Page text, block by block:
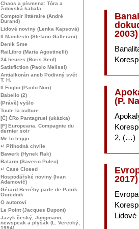
2003)
(P.
2, (…)
2017)
Chaos a písmena: Tóra a
židovská kabala
Comptoir littéraire (André
Durand)
Lidové noviny (Lenka Kapsová)
Il Manifesto (Stefano Gallerani)
Deník Sme
RaiLibro (Maria Agostinelli)
24 heures (Boris Senf)
Satisfiction (Paolo Melissi)
Antialkorán aneb Podivný svět
T. H.
Il Foglio (Paolo Nori)
Babelio (2)
(Právě) vyšlo
Toute la culture
[Č] ČRo Pantagruel (ukázka)
[F] Europeana. Compagnie du
dernier soir
Me lo leggo
↵ Příhodná chvíle
Bawerk (Hynek Rak)
Balarm (Saverio Puleo)
↵ Case Closed
Hospodářské noviny (Ivan
Adamovič)
Gérard Berréby parle de Patrik
Ourednik
O autorovi
Le Point (Jacques Dupont)
Jazyk český, Jungmann,
newspeak a plyšák (L. Verecký,
1994)